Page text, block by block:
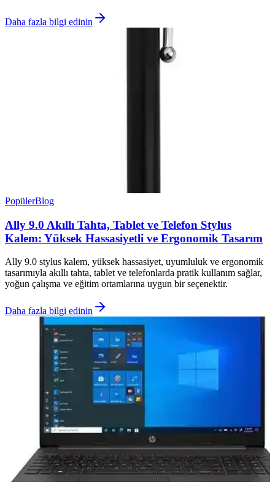
Daha fazla bilgi edinin
PopülerBlog
Ally 9.0 Akıllı Tahta, Tablet ve Telefon Stylus
Kalem: Yüksek Hassasiyetli ve Ergonomik Tasarım
Ally 9.0 stylus kalem, yüksek hassasiyet, uyumluluk ve ergonomik
tasarımıyla akıllı tahta, tablet ve telefonlarda pratik kullanım sağlar,
yoğun çalışma ve eğitim ortamlarına uygun bir seçenektir.
Daha fazla bilgi edinin